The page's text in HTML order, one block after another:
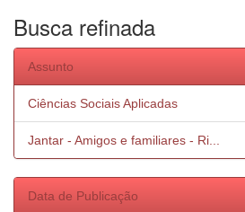
Busca refinada
Assunto
Ciências Sociais Aplicadas
Jantar - Amigos e familiares - Ri...
Data de Publicação